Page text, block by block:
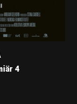
4